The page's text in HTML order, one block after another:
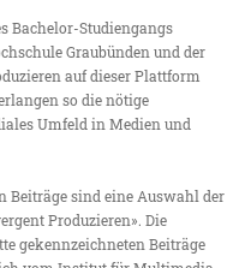
Bachelor-Studiengangs
Graubünden und der
auf dieser Plattform
so die nötige
Umfeld in Medien und
Beiträge sind eine Auswahl der
Produzieren». Die
gekennzeichneten Beiträge